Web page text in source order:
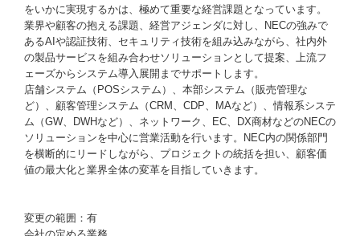
をいかに実現するかは、極めて重要な経営課題となっています。
業界や顧客の抱える課題、経営アジェンダに対し、NECの強みで
あるAIや認証技術、セキュリティ技術を組み込みながら、社内外
の製品サービスを組み合わせソリューションとして提案、上流フ
ェーズからシステム導入展開までサポートします。
店舗システム（POSシステム）、本部システム（販売管理な
ど）、顧客管理システム（CRM、CDP、MAなど）、情報系システ
ム（GW、DWHなど）、ネットワーク、EC、DX商材などのNECの
ソリューションを中心に営業活動を行います。NEC内の関係部門
を横断的にリードしながら、プロジェクトの統括を担い、顧客価
値の最大化と業界全体の変革を目指していきます。
変更の範囲：有